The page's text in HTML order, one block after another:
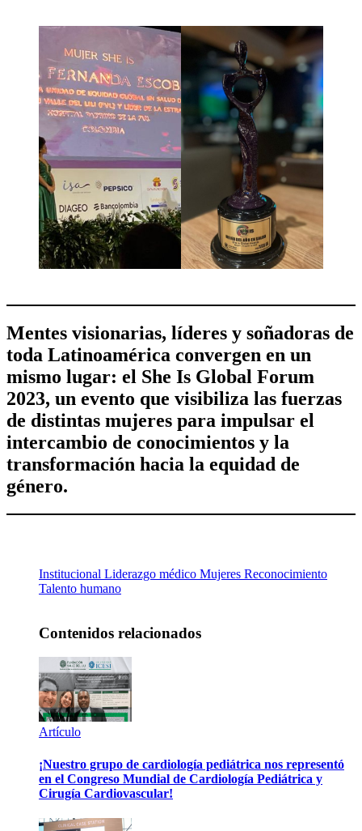
Mentes visionarias, líderes y soñadoras de
toda Latinoamérica convergen en un
mismo lugar: el She Is Global Forum
2023, un evento que visibiliza las fuerzas
de distintas mujeres para impulsar el
intercambio de conocimientos y la
transformación hacia la equidad de
género.
Institucional Liderazgo médico Mujeres Reconocimiento
Talento humano
Contenidos relacionados
Artículo
¡Nuestro grupo de cardiología pediátrica nos representó
en el Congreso Mundial de Cardiología Pediátrica y
Cirugía Cardiovascular!